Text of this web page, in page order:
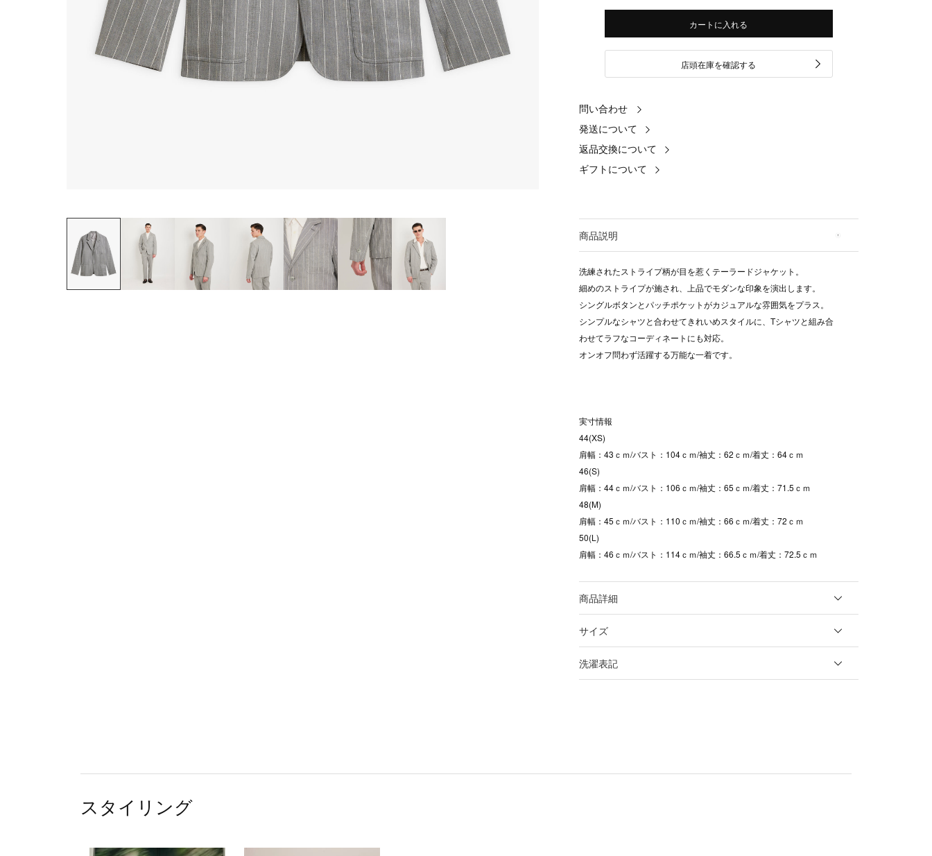
カートに入れる
店頭在庫を確認する
問い合わせ
発送について
返品交換について
ギフトについて
商品説明
洗練されたストライプ柄が目を惹くテーラードジャケット。
細めのストライプが施され、上品でモダンな印象を演出します。
シングルボタンとパッチポケットがカジュアルな雰囲気をプラス。
シンプルなシャツと合わせてきれいめスタイルに、Tシャツと組み合
わせてラフなコーディネートにも対応。
オンオフ問わず活躍する万能な一着です。
実寸情報
44(XS)
肩幅：43ｃｍ/バスト：104ｃｍ/袖丈：62ｃｍ/着丈：64ｃｍ
46(S)
肩幅：44ｃｍ/バスト：106ｃｍ/袖丈：65ｃｍ/着丈：71.5ｃｍ
48(M)
肩幅：45ｃｍ/バスト：110ｃｍ/袖丈：66ｃｍ/着丈：72ｃｍ
50(L)
肩幅：46ｃｍ/バスト：114ｃｍ/袖丈：66.5ｃｍ/着丈：72.5ｃｍ
商品詳細
サイズ
洗濯表記
スタイリング